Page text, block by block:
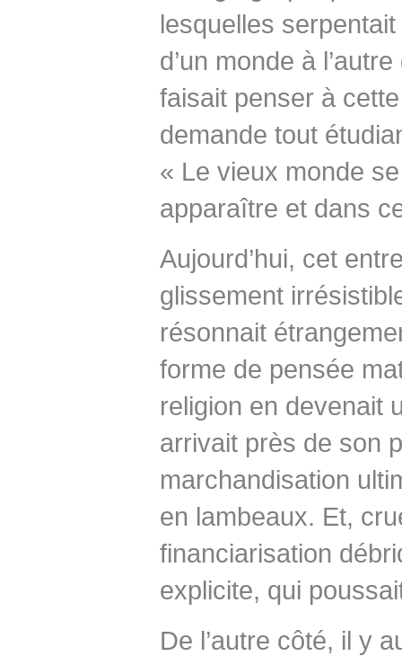
lesquelles
d’un monde à
faisait penser à
demande tout
« Le vieux monde
apparaître et dans
Aujourd’hui, cet
glissement
résonnait
forme de pensée
religion en devenait
arrivait près de son
marchandisation
en lambeaux. Et,
financiarisation
explicite, qui
De l’autre côté, il y